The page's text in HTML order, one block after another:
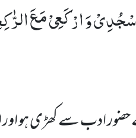
وَ ارْكَعِیْ مَعَ
ادب سے کھڑی ہو اور